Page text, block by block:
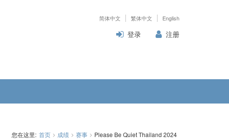
简体中文 繁体中文 English
登录 注册
您在这里: 首页 成绩 赛事 Please Be Quiet Thailand 2024